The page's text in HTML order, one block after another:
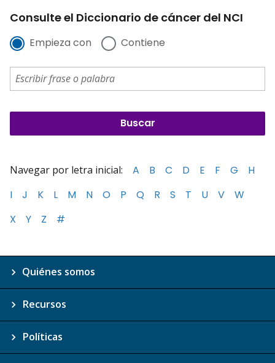
Consulte el Diccionario de cáncer del NCI
Empieza con Contiene
Navegar por letra inicial: A B C D E F G
H
I
J K L M N O P Q R S T U V
W
X
Y Z #
Quiénes somos
Recursos
Políticas